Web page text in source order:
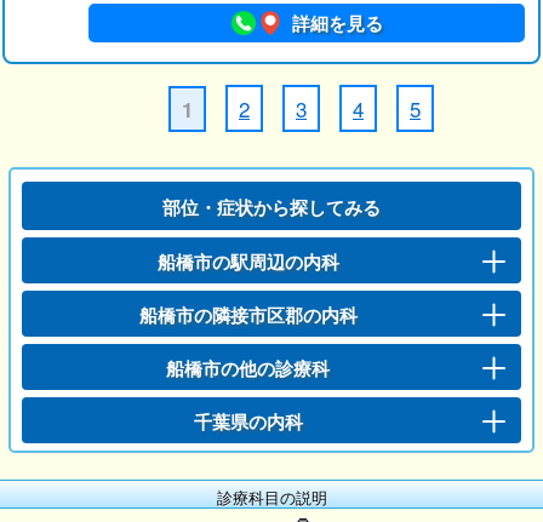
詳細を見る
1 2 3 4 5
部位・症状から探してみる
船橋市の駅周辺の内科
船橋市の隣接市区郡の内科
船橋市の他の診療科
千葉県の内科
診療科目の説明